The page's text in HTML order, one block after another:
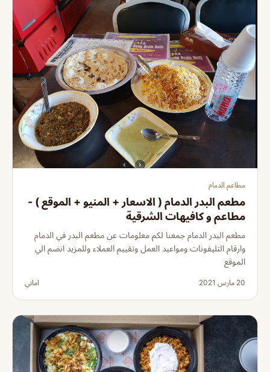
مطاعم الدمام
مطعم البدر الدمام ( الاسعار + المنيو + الموقع ) -
مطاعم و كافيهات الشرقية
مطعم البدر الدمام جمعنا لكم معلومات عن مطعم البدر في الدمام
وارقام التليفونات ومواعيد العمل وتقييم العملاء وللمزيد انضم الي
الموقع
20 مارس 2021 اماني